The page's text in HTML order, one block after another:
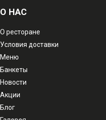
О НАС
О ресторане
Условия доставки
Меню
Банкеты
Новости
Акции
Блог